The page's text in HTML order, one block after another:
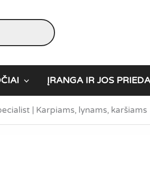
ĮRANGA IR JOS
| Karpiams, lynams, karšiams